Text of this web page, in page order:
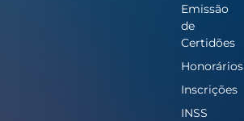
Emissão
de
Certidões
Honorários
Inscrições
INSS